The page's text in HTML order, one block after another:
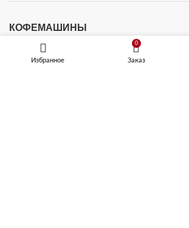
КОФЕМАШИНЫ
Встраиваемые кофемашины
Избранное
0
Заказ